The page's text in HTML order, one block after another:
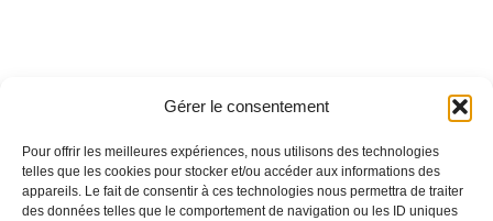
Gérer le consentement
Pour offrir les meilleures expériences, nous utilisons des technologies
telles que les cookies pour stocker et/ou accéder aux informations des
appareils. Le fait de consentir à ces technologies nous permettra de traiter
des données telles que le comportement de navigation ou les ID uniques
Besoin d'aide pour créer ou gérer votre entreprise ?
Un expert vous répond.